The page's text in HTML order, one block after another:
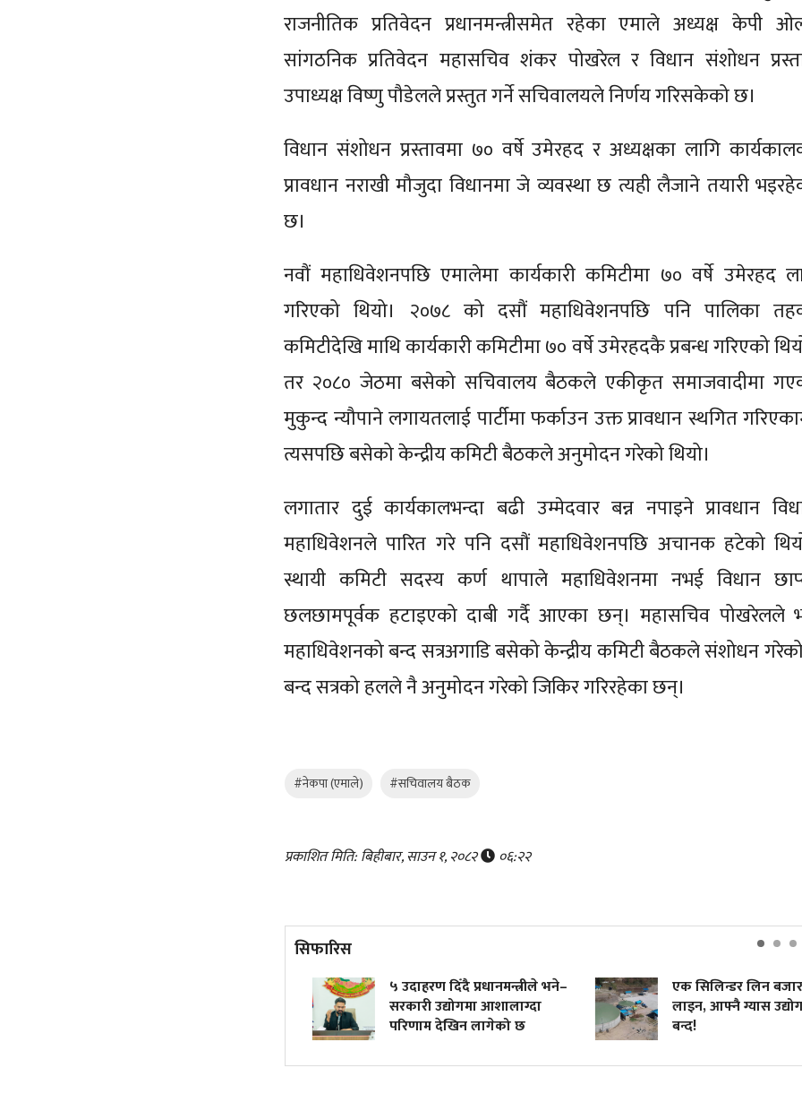
राजनीतिक प्रतिवेदन प्रधानमन्त्रीसमेत रहेका एमाले अध्यक्ष केपी
सांगठनिक प्रतिवेदन महासचिव शंकर पोखरेल र विधान संशोधन
उपाध्यक्ष विष्णु पौडेलले प्रस्तुत गर्ने सचिवालयले निर्णय गरिसकेको छ।
विधान संशोधन प्रस्तावमा ७० वर्षे उमेरहद र अध्यक्षका लागि
प्रावधान नराखी मौजुदा विधानमा जे व्यवस्था छ त्यही लैजाने तयारी
छ।
नवौं महाधिवेशनपछि एमालेमा कार्यकारी कमिटीमा ७० वर्षे उमेरहद
गरिएको थियो। २०७८ को दसौं महाधिवेशनपछि पनि पालिका
कमिटीदेखि माथि कार्यकारी कमिटीमा ७० वर्षे उमेरहदकै प्रबन्ध गरिएको
तर २०८० जेठमा बसेको सचिवालय बैठकले एकीकृत समाजवादीमा
मुकुन्द न्यौपाने लगायतलाई पार्टीमा फर्काउन उक्त प्रावधान स्थगित
त्यसपछि बसेको केन्द्रीय कमिटी बैठकले अनुमोदन गरेको थियो।
लगातार दुई कार्यकालभन्दा बढी उम्मेदवार बन्न नपाइने प्रावधान
महाधिवेशनले पारित गरे पनि दसौं महाधिवेशनपछि अचानक हटेको
स्थायी कमिटी सदस्य कर्ण थापाले महाधिवेशनमा नभई विधान
छलछामपूर्वक हटाइएको दाबी गर्दै आएका छन्। महासचिव पोखरेलले
महाधिवेशनको बन्द सत्रअगाडि बसेको केन्द्रीय कमिटी बैठकले संशोधन
बन्द सत्रको हलले नै अनुमोदन गरेको जिकिर गरिरहेका छन्।
#नेकपा (एमाले) #सचिवालय बैठक
प्रकाशित मिति: बिहीबार, साउन १, २०८२ ०६:२२
सिफारिस
५ उदाहरण दिँदै प्रधानमन्त्रीले भने–
सरकारी उद्योगमा आशालाग्दा
परिणाम देखिन लागेको छ
एक सिलिन्डर लिन बजारमा
लाइन, आफ्नै ग्यास उद्योग
बन्द!